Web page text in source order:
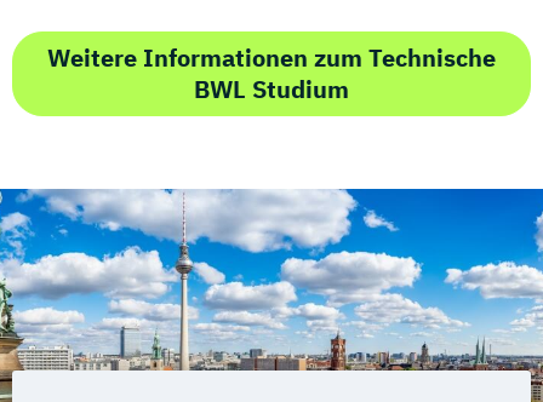
Weitere Informationen zum Technische
BWL Studium